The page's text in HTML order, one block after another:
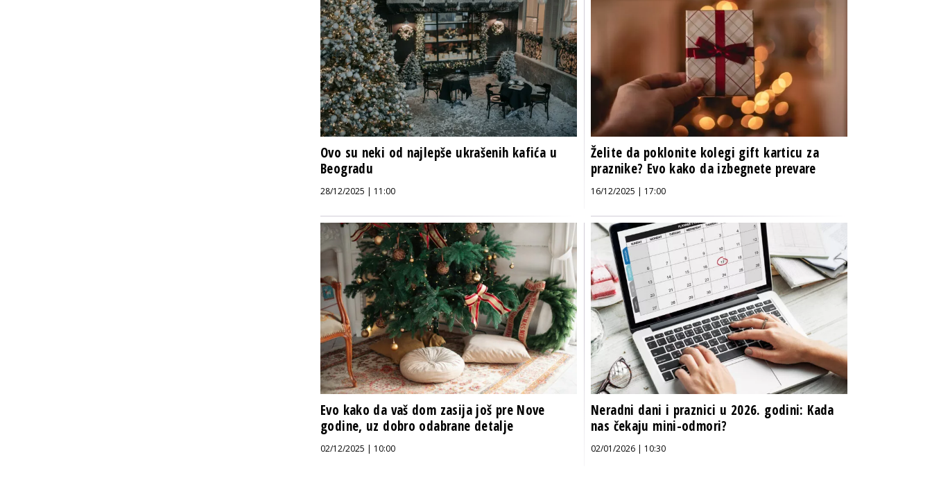
Ovo su neki od najlepše ukrašenih kafića u
Beogradu
28/12/2025 | 11:00
Želite da poklonite kolegi gift karticu za
praznike? Evo kako da izbegnete prevare
16/12/2025 | 17:00
Evo kako da vaš dom zasija još pre Nove
godine, uz dobro odabrane detalje
02/12/2025 | 10:00
Neradni dani i praznici u 2026. godini: Kada
nas čekaju mini-odmori?
02/01/2026 | 10:30